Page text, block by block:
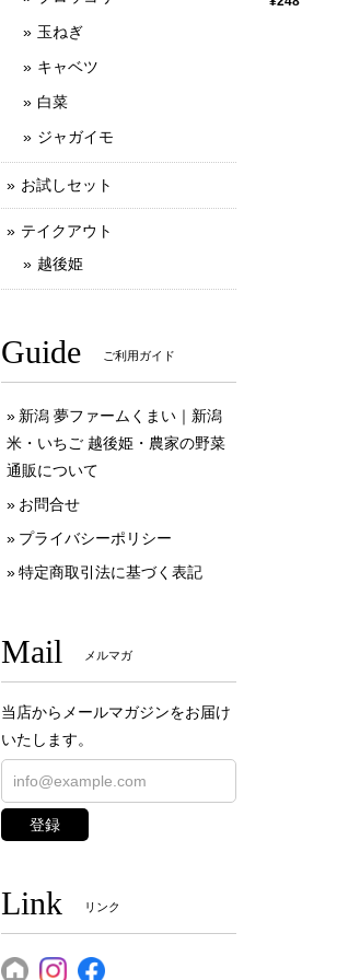
玉ねぎ
キャベツ
白菜
ジャガイモ
お試しセット
テイクアウト
越後姫
Guide ご利用ガイド
新潟 夢ファームくまい｜新潟
米・いちご 越後姫・農家の野菜
通販について
お問合せ
プライバシーポリシー
特定商取引法に基づく表記
Mail メルマガ
当店からメールマガジンをお届け
いたします。
登録
Link リンク